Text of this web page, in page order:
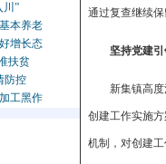
川”
本养老
增长态
扶贫
防控
工黑作
通过复查继续保
坚持党建
新集镇高
创建工作实施
机制，对创建